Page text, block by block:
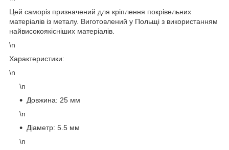
Цей саморіз призначений для кріплення покрівельних
матеріалів із металу. Виготовлений у Польщі з використанням
найвисокоякісніших матеріалів.
\n
Характеристики:
\n
\n
Довжина: 25 мм
\n
Діаметр: 5.5 мм
\n